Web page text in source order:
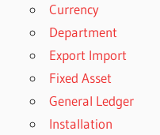
Currency
Department
Export Import
Fixed Asset
General Ledger
Installation